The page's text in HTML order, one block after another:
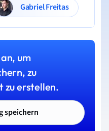
Gabriel Freitas
um
zu
zu erstellen.
speichern